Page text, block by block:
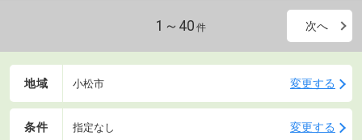
1～40 件 次へ
地域 小松市 変更する
条件 指定なし 変更する